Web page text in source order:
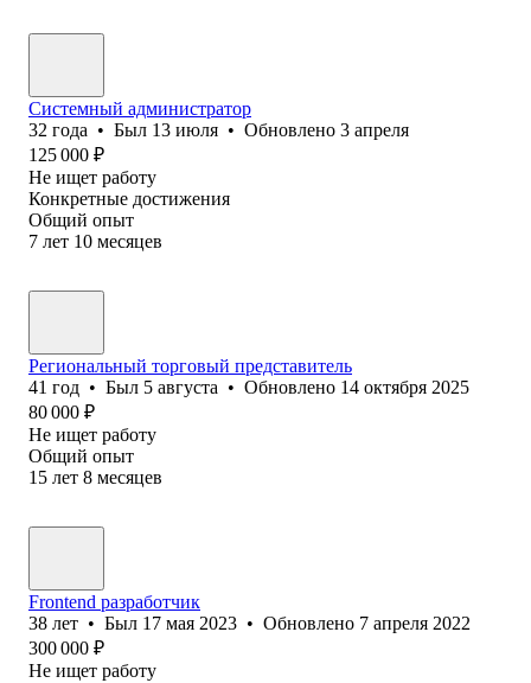
Системный администратор
32 года • Был 13 июля • Обновлено 3 апреля
125 000 ₽
Не ищет работу
Конкретные достижения
Общий опыт
7 лет 10 месяцев
Региональный торговый представитель
41 год • Был 5 августа • Обновлено 14 октября 2025
80 000 ₽
Не ищет работу
Общий опыт
15 лет 8 месяцев
Frontend разработчик
38 лет • Был 17 мая 2023 • Обновлено 7 апреля 2022
300 000 ₽
Не ищет работу